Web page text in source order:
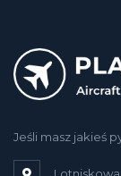
Jeśli masz jakieś